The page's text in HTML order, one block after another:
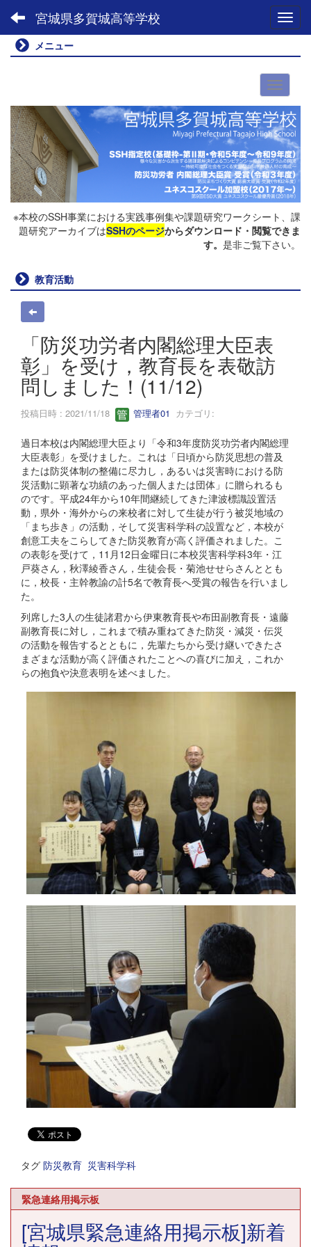
宮城県多賀城高等学校
メニュー
※本校のSSH事業における実践事例集や課題研究ワークシート、課
題研究アーカイブはSSHのページからダウンロード・閲覧できま
す。 是非ご覧下さい。
教育活動
「防災功労者内閣総理大臣表
彰」を受け，教育長を表敬訪
問しました！(11/12)
投稿日時 : 2021/11/18 管理者01 カテゴリ:
過日本校は内閣総理大臣より「令和3年度防災功労者内閣総理
大臣表彰」を受けました。これは「日頃から防災思想の普及
または防災体制の整備に尽力し，あるいは災害時における防
災活動に顕著な功績のあった個人または団体」に贈られるも
のです。平成24年から10年間継続してきた津波標識設置活
動，県外・海外からの来校者に対して生徒が行う被災地域の
「まち歩き」の活動，そして災害科学科の設置など，本校が
創意工夫をこらしてきた防災教育が高く評価されました。こ
の表彰を受けて，11月12日金曜日に本校災害科学科3年・江
戸葵さん，秋澤綾香さん，生徒会長・菊池せせらさんととも
に，校長・主幹教諭の計5名で教育長へ受賞の報告を行いまし
た。
列席した3人の生徒諸君から伊東教育長や布田副教育長・遠藤
副教育長に対し，これまで積み重ねてきた防災・減災・伝災
の活動を報告するとともに，先輩たちから受け継いできたさ
まざまな活動が高く評価されたことへの喜びに加え，これか
らの抱負や決意表明を述べました。
タグ 防災教育 災害科学科
緊急連絡用掲示板
[宮城県緊急連絡用掲示板]新着